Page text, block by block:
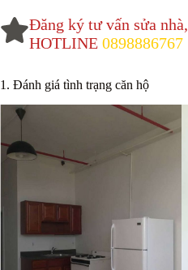
Đăng ký tư vấn sửa
HOTLINE 0898886767
1. Đánh giá tình trạng căn hộ